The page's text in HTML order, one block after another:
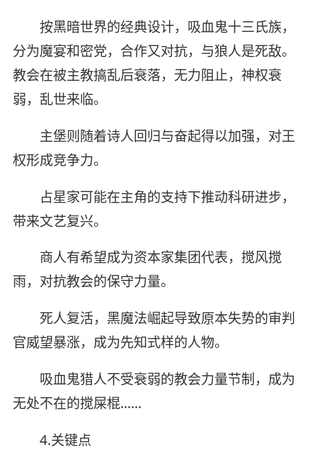
按黑暗世界的经典设计，吸血鬼十三氏族，
分为魔宴和密党，合作又对抗，与狼人是死敌。
教会在被主教搞乱后衰落，无力阻止，神权衰
弱，乱世来临。
主堡则随着诗人回归与奋起得以加强，对王
权形成竞争力。
占星家可能在主角的支持下推动科研进步，
带来文艺复兴。
商人有希望成为资本家集团代表，搅风搅
雨，对抗教会的保守力量。
死人复活，黑魔法崛起导致原本失势的审判
官威望暴涨，成为先知式样的人物。
吸血鬼猎人不受衰弱的教会力量节制，成为
无处不在的搅屎棍……
4.关键点